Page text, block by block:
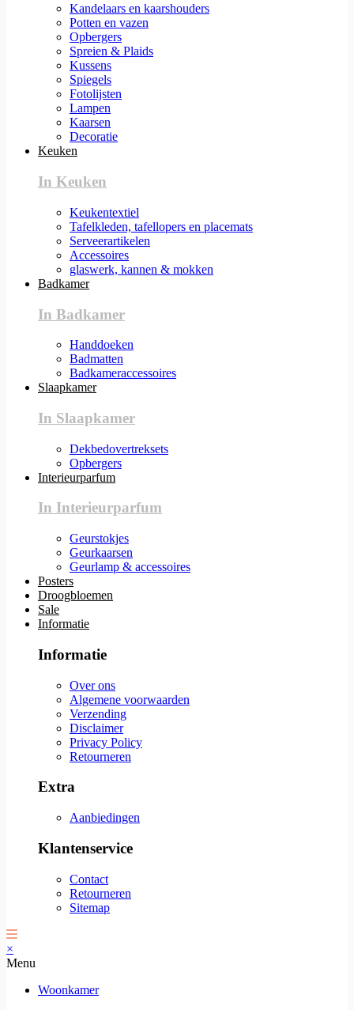
Kandelaars en kaarshouders
Potten en vazen
Opbergers
Spreien & Plaids
Kussens
Spiegels
Fotolijsten
Lampen
Kaarsen
Decoratie
Keuken
In Keuken
Keukentextiel
Tafelkleden, tafellopers en placemats
Serveerartikelen
Accessoires
glaswerk, kannen & mokken
Badkamer
In Badkamer
Handdoeken
Badmatten
Badkameraccessoires
Slaapkamer
In Slaapkamer
Dekbedovertreksets
Opbergers
Interieurparfum
In Interieurparfum
Geurstokjes
Geurkaarsen
Geurlamp & accessoires
Posters
Droogbloemen
Sale
Informatie
Informatie
Over ons
Algemene voorwaarden
Verzending
Disclaimer
Privacy Policy
Retourneren
Extra
Aanbiedingen
Klantenservice
Contact
Retourneren
Sitemap
×
Menu
Woonkamer